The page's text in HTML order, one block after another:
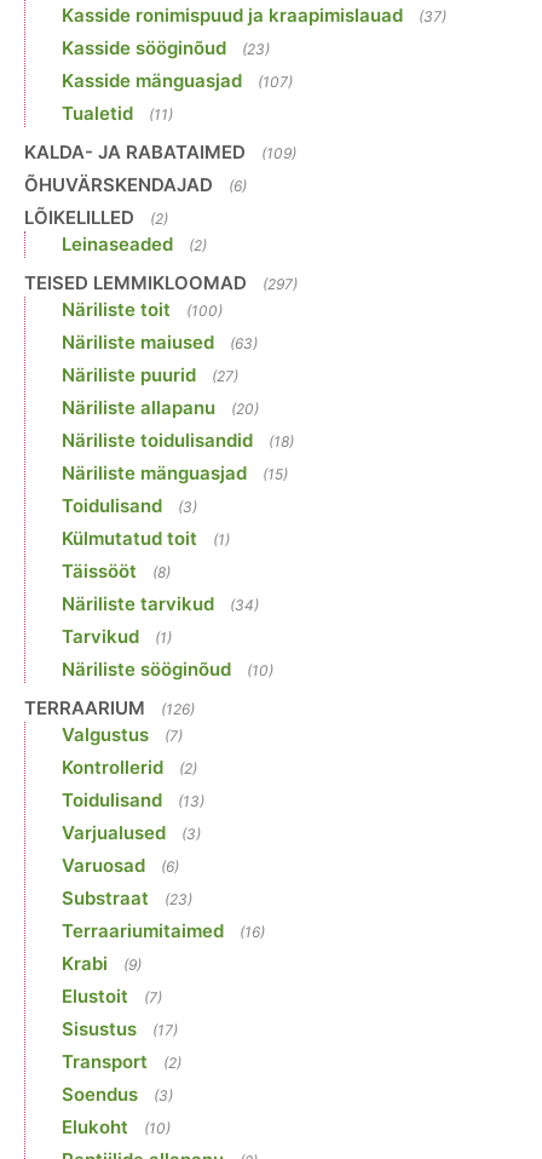
Kasside ronimispuud ja kraapimislauad (37)
Kasside sööginõud (23)
Kasside mänguasjad (107)
Tualetid (11)
KALDA- JA RABATAIMED (109)
ÕHUVÄRSKENDAJAD (6)
LÕIKELILLED (2)
Leinaseaded (2)
TEISED LEMMIKLOOMAD (297)
Näriliste toit (100)
Näriliste maiused (63)
Näriliste puurid (27)
Näriliste allapanu (20)
Näriliste toidulisandid (18)
Näriliste mänguasjad (15)
Toidulisand (3)
Külmutatud toit (1)
Täissööt (8)
Näriliste tarvikud (34)
Tarvikud (1)
Näriliste sööginõud (10)
TERRAARIUM (126)
Valgustus (7)
Kontrollerid (2)
Toidulisand (13)
Varjualused (3)
Varuosad (6)
Substraat (23)
Terraariumitaimed (16)
Krabi (9)
Elustoit (7)
Sisustus (17)
Transport (2)
Soendus (3)
Elukoht (10)